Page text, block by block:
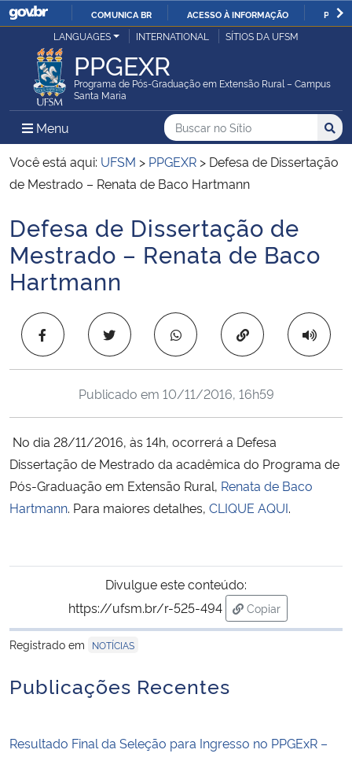
IR
O
COMUNICA BR ACESSO À INFORMAÇÃO
Ministério da Justiça e Segurança Pública
Ministério da Defesa
Ministério das Relações Exteriores
Ministério da Infraestrutura
Ministério da Agricultura, Pecuária e Abastecimento
Ministério da Educação
Ministério de Minas e Energia
Ministério da Ciência, Tecnologia, Inovações e Comunicações
Ministério do Desenvolvimento Regional
Ministério da Mulher, da Família e dos Direitos Humanos
Secretaria-Geral
LANGUAGES INTERNATIONAL SÍTIOS DA UFSM
PPGEXR
Programa de Pós-Graduação em Extensão Rural – Campus
Santa Maria
Menu Menu Principal do Sítio
Busca
Buscar no no Sítio
Busca:
Você está aqui: UFSM > PPGEXR > Defesa de Dissertação
de Mestrado – Renata de Baco Hartmann
Início do conteúdo
Defesa de Dissertação de
Mestrado – Renata de Baco
Hartmann
Copiar para área
Publicado em 10/11/2016, 16h59
No dia 28/11/2016, às 14h, ocorrerá a Defesa
Dissertação de Mestrado da acadêmica do Programa de
Pós-Graduação em Extensão Rural, Renata de Baco
Hartmann. Para maiores detalhes, CLIQUE AQUI.
Divulgue este conteúdo:
https://ufsm.br/r-525-494
Copiar
para área de
Registrado em
NOTÍCIAS
Publicações Recentes
Resultado Final da Seleção para Ingresso no PPGExR –